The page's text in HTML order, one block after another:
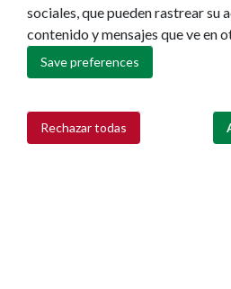
sociales, que pueden rastrear su
contenido y mensajes que ve en
Save preferences
Rechazar todas
Withdraw consent